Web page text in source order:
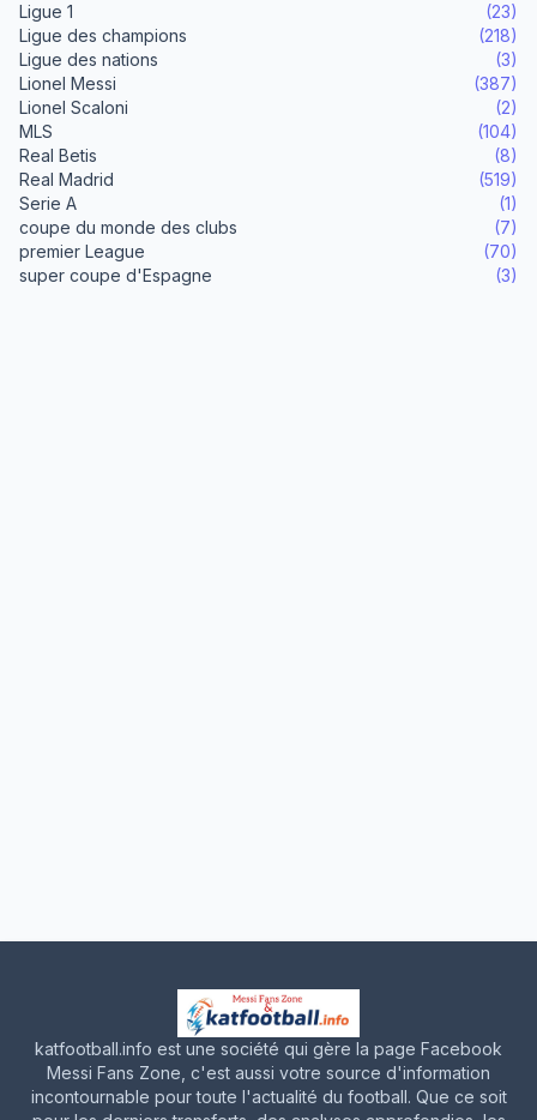
Ligue 1
(23)
Ligue des champions
(218)
Ligue des nations
(3)
Lionel Messi
(387)
Lionel Scaloni
(2)
MLS
(104)
Real Betis
(8)
Real Madrid
(519)
Serie A
(1)
coupe du monde des clubs
(7)
premier League
(70)
super coupe d'Espagne
(3)
katfootball.info est une société qui gère la page Facebook
Messi Fans Zone, c'est aussi votre source d'information
incontournable pour toute l'actualité du football. Que ce soit